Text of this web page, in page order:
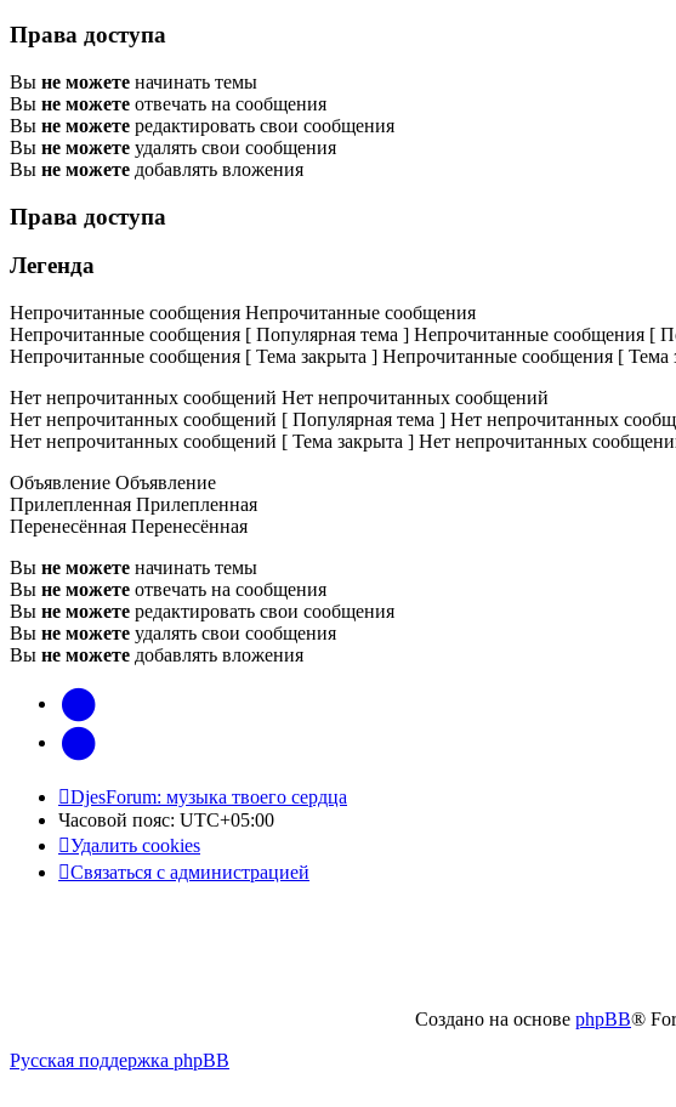
Права доступа
Вы не можете начинать темы
Вы не можете отвечать на сообщения
Вы не можете редактировать свои сообщения
Вы не можете удалять свои сообщения
Вы не можете добавлять вложения
Права доступа
Легенда
Непрочитанные сообщения Непрочитанные сообщения
Непрочитанные сообщения [ Популярная тема ] Непрочитанные сообщения [
Непрочитанные сообщения [ Тема закрыта ] Непрочитанные сообщения [ Тема
Нет непрочитанных сообщений Нет непрочитанных сообщений
Нет непрочитанных сообщений [ Популярная тема ] Нет непрочитанных
Нет непрочитанных сообщений [ Тема закрыта ] Нет непрочитанных
Объявление Объявление
Прилепленная Прилепленная
Перенесённая Перенесённая
Вы не можете начинать темы
Вы не можете отвечать на сообщения
Вы не можете редактировать свои сообщения
Вы не можете удалять свои сообщения
Вы не можете добавлять вложения
vk
Telegram
DjesForum: музыка твоего сердца
Часовой пояс: UTC+05:00
Удалить cookies
Связаться с администрацией
Создано на основе phpBB®
Русская поддержка phpBB